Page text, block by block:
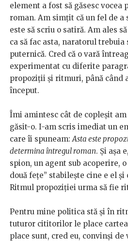
element a fost să găsesc
roman. Am simțit că un fel de
este să scriu o satiră. Am ales
ca să fac asta, naratorul trebuia
puternică. Cred că o vară
experimentat cu diferite
propoziții și ritmuri, până când
început.
Îmi amintesc cât de copleșit
găsit-o. I-am scris imediat un
care îi spuneam:Asta este
determina întregul roman. Și așa
spion, un agent sub acoperire,
două fețe” stabilește cine e el
Ritmul propoziției urma să fie
Pentru mine politica stă și în
tuturor cititorilor le place
place sunt, cred eu, convinși